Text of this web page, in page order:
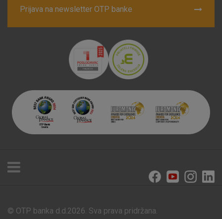
Prijava na newsletter OTP banke
Poslovnice i bankomati
© OTP banka d.d.2026. Sva prava pridržana.